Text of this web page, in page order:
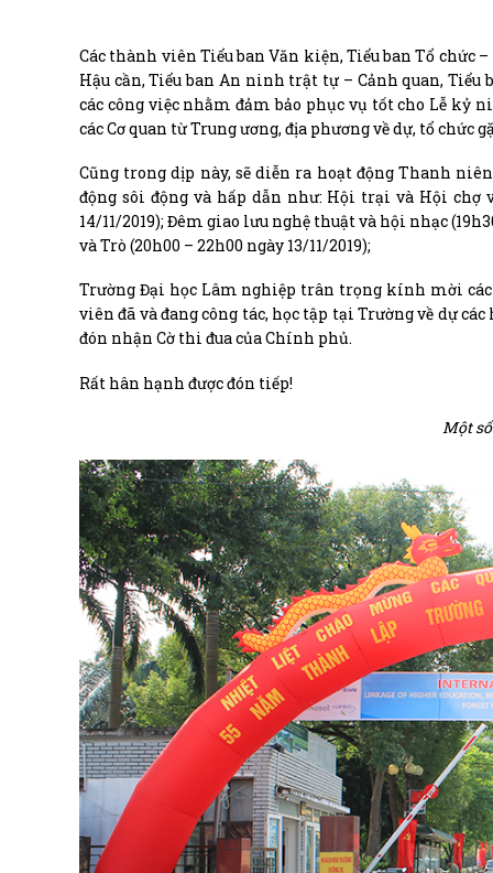
Các thành viên Tiểu ban Văn kiện, Tiểu ban Tổ chức
Hậu cần, Tiểu ban An ninh trật tự – Cảnh quan,
các công việc nhằm đảm bảo phục vụ tốt cho Lễ kỷ
các Cơ quan từ Trung ương, địa phương về dự, tổ
Cũng trong dịp này, sẽ diễn ra hoạt động Thanh
động sôi động và hấp dẫn như: Hội trại và Hội chợ
14/11/2019); Đêm giao lưu nghệ thuật và hội nhạc
và Trò (20h00 – 22h00 ngày 13/11/2019);
Trường Đại học Lâm nghiệp trân trọng kính mời các
viên đã và đang công tác, học tập tại Trường về dự
đón nhận Cờ thi đua của Chính phủ.
Rất hân hạnh được đón tiếp!
Một